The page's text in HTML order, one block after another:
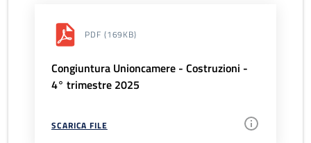
PDF (169KB)
Congiuntura Unioncamere - Costruzioni -
4° trimestre 2025
SCARICA FILE